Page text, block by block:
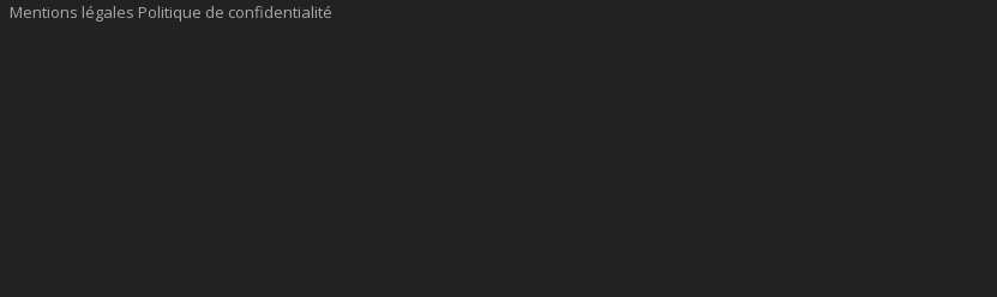
Mentions légales Politique de confidentialité